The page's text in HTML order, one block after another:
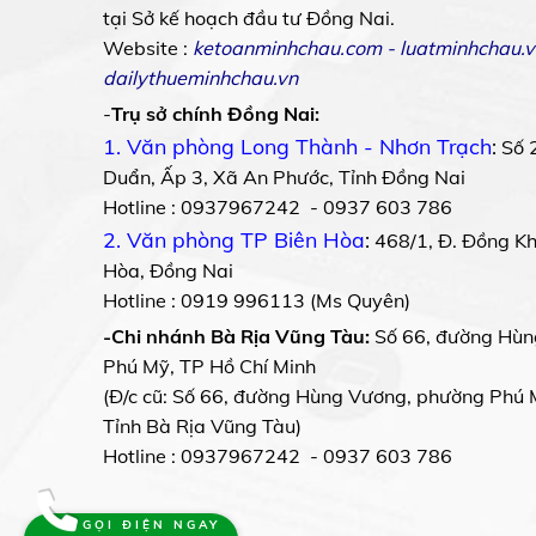
tại Sở kế hoạch đầu tư Đồng Nai.
Website : ketoanminhchau.com-
dailythueminhchau.vn
-Trụ sở chính Đồng Nai:
1. Văn phòng Long Thành - Nhơn Trạch: Số
Duẩn, Ấp 3, Xã An Phước, Tỉnh Đồng Nai
Hotline : 0937967242 - 0937 603 786
2. Văn phòng TP Biên Hòa: 468/1, Đ. Đồng
Hòa, Đồng Nai
Hotline : 0919 996113 (Ms Quyên)
-Chi nhánh Bà Rịa Vũng Tàu: Số 66, đường
Phú Mỹ, TP Hồ Chí Minh
(Đ/c cũ: Số 66, đường Hùng Vương, phường Phú
Tỉnh Bà Rịa Vũng Tàu)
Hotline : 0937967242 - 0937 603 786
GỌI ĐIỆN NGAY